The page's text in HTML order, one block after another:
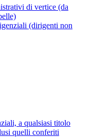
di vertice (da
(dirigenti non
a qualsiasi titolo
quelli conferiti